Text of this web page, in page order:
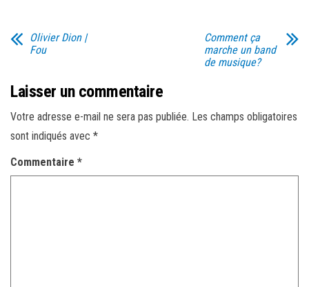
Olivier Dion |
Fou
Comment ça
marche un band
de musique?
Laisser un commentaire
Votre adresse e-mail ne sera pas publiée. Les champs obligatoires
sont indiqués avec *
Commentaire *